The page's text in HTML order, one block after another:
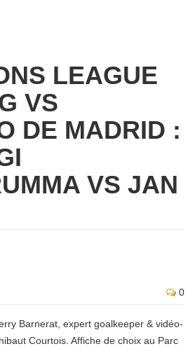
LEAGUE
VS
DE MADRID :
VS JAN
0
Barnerat, expert goalkeeper & vidéo-
Courtois. Affiche de choix au Parc